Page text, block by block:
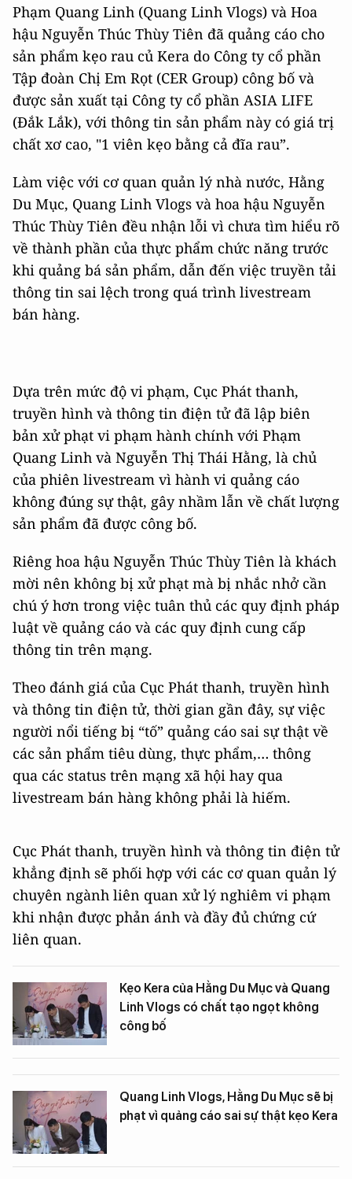
Phạm Quang Linh (Quang Linh Vlogs) và Hoa
hậu Nguyễn Thúc Thùy Tiên đã quảng cáo cho
sản phẩm kẹo rau củ Kera do Công ty cổ phần
Tập đoàn Chị Em Rọt (CER Group) công bố và
được sản xuất tại Công ty cổ phần ASIA LIFE
(Đắk Lắk), với thông tin sản phẩm này có giá trị
chất xơ cao, "1 viên kẹo bằng cả đĩa rau”.
Làm việc với cơ quan quản lý nhà nước, Hằng
Du Mục, Quang Linh Vlogs và hoa hậu Nguyễn
Thúc Thùy Tiên đều nhận lỗi vì chưa tìm hiểu rõ
về thành phần của thực phẩm chức năng trước
khi quảng bá sản phẩm, dẫn đến việc truyền tải
thông tin sai lệch trong quá trình livestream
bán hàng.
Dựa trên mức độ vi phạm, Cục Phát thanh,
truyền hình và thông tin điện tử đã lập biên
bản xử phạt vi phạm hành chính với Phạm
Quang Linh và Nguyễn Thị Thái Hằng, là chủ
của phiên livestream vì hành vi quảng cáo
không đúng sự thật, gây nhầm lẫn về chất lượng
sản phẩm đã được công bố.
Riêng hoa hậu Nguyễn Thúc Thùy Tiên là khách
mời nên không bị xử phạt mà bị nhắc nhở cần
chú ý hơn trong việc tuân thủ các quy định pháp
luật về quảng cáo và các quy định cung cấp
thông tin trên mạng.
Theo đánh giá của Cục Phát thanh, truyền hình
và thông tin điện tử, thời gian gần đây, sự việc
người nổi tiếng bị “tố” quảng cáo sai sự thật về
các sản phẩm tiêu dùng, thực phẩm,… thông
qua các status trên mạng xã hội hay qua
livestream bán hàng không phải là hiếm.
Cục Phát thanh, truyền hình và thông tin điện tử
khẳng định sẽ phối hợp với các cơ quan quản lý
chuyên ngành liên quan xử lý nghiêm vi phạm
khi nhận được phản ánh và đầy đủ chứng cứ
liên quan.
Kẹo Kera của Hằng Du Mục và Quang
Linh Vlogs có chất tạo ngọt không
công bố
Quang Linh Vlogs, Hằng Du Mục sẽ bị
phạt vì quảng cáo sai sự thật kẹo Kera